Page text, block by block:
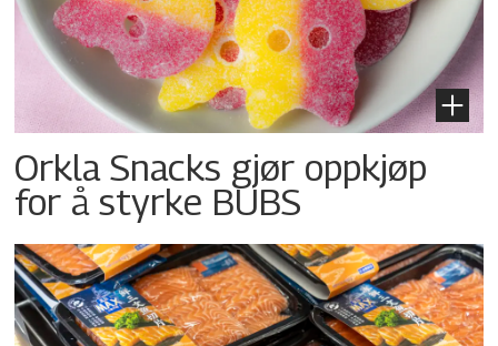
Orkla Snacks gjør oppkjøp
for å styrke BUBS